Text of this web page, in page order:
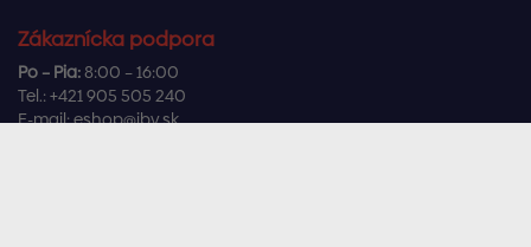
Zákaznícka podpora
Po – Pia:8:00 – 16:00
Tel.: +421 905 505 240
E-mail:eshop@ibv.sk